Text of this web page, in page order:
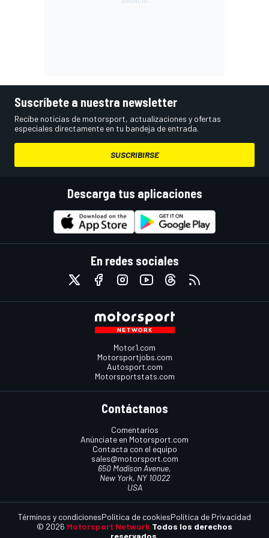
Suscríbete a nuestra newsletter
Recibe noticias de motorsport, actualizaciones y ofertas
especiales directamente en tu bandeja de entrada.
SUSCRIBIRSE
Descarga tus aplicaciones
En redes sociales
Motor1.com
Motorsportjobs.com
Autosport.com
Motorsportstats.com
Contáctanos
Comentarios
Anúnciate en Motorsport.com
Contacta con el equipo
sales@motorsport.com
650 Madison Avenue,
New York, NY 10022
USA
© 2026 Motorsport Network Todos los derechos
reservados.
Términos y condicionesPolítica de cookiesPolítica de Privacidad